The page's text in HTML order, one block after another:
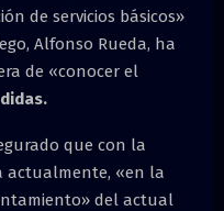
de servicios básicos»
Alfonso Rueda, ha
de «conocer el
que con la
actualmente, «en la
del actual